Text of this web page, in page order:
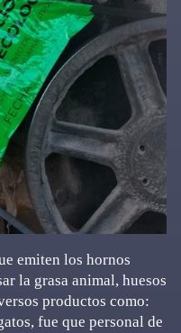
emiten los hornos
la grasa animal, huesos
productos como:
fue que personal de